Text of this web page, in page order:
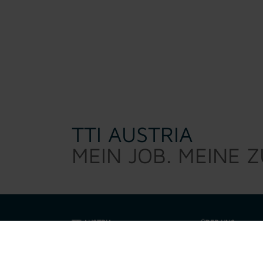
TTI AUSTRIA
MEIN JOB. MEINE
TTI AUSTRIA ÜBER UNS